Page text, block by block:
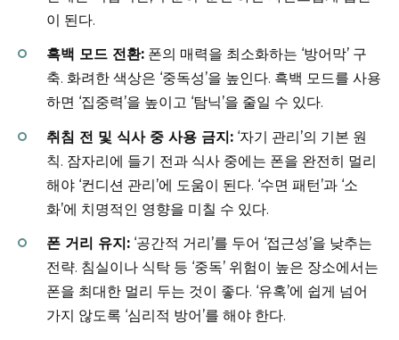
이 된다.
흑백 모드 전환: 폰의 매력을 최소화하는 ‘방어막’ 구
축. 화려한 색상은 ‘중독성’을 높인다. 흑백 모드를 사용
하면 ‘집중력’을 높이고 ‘탐닉’을 줄일 수 있다.
취침 전 및 식사 중 사용 금지: ‘자기 관리’의 기본 원
칙. 잠자리에 들기 전과 식사 중에는 폰을 완전히 멀리
해야 ‘컨디션 관리’에 도움이 된다. ‘수면 패턴’과 ‘소
화’에 치명적인 영향을 미칠 수 있다.
폰 거리 유지: ‘공간적 거리’를 두어 ‘접근성’을 낮추는
전략. 침실이나 식탁 등 ‘중독’ 위험이 높은 장소에서는
폰을 최대한 멀리 두는 것이 좋다. ‘유혹’에 쉽게 넘어
가지 않도록 ‘심리적 방어’를 해야 한다.